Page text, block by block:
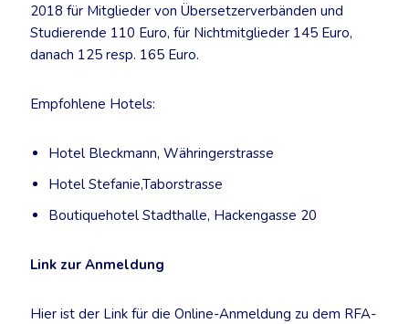
2018 für Mitglieder von Übersetzerverbänden und
Studierende 110 Euro, für Nichtmitglieder 145 Euro,
danach 125 resp. 165 Euro.
Empfohlene Hotels:
Hotel Bleckmann, Währingerstrasse
Hotel Stefanie,Taborstrasse
Boutiquehotel Stadthalle, Hackengasse 20
Link zur Anmeldung
Hier ist der Link für die Online-Anmeldung zu dem RFA-